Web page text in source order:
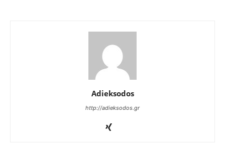
Adieksodos
http://adieksodos.gr